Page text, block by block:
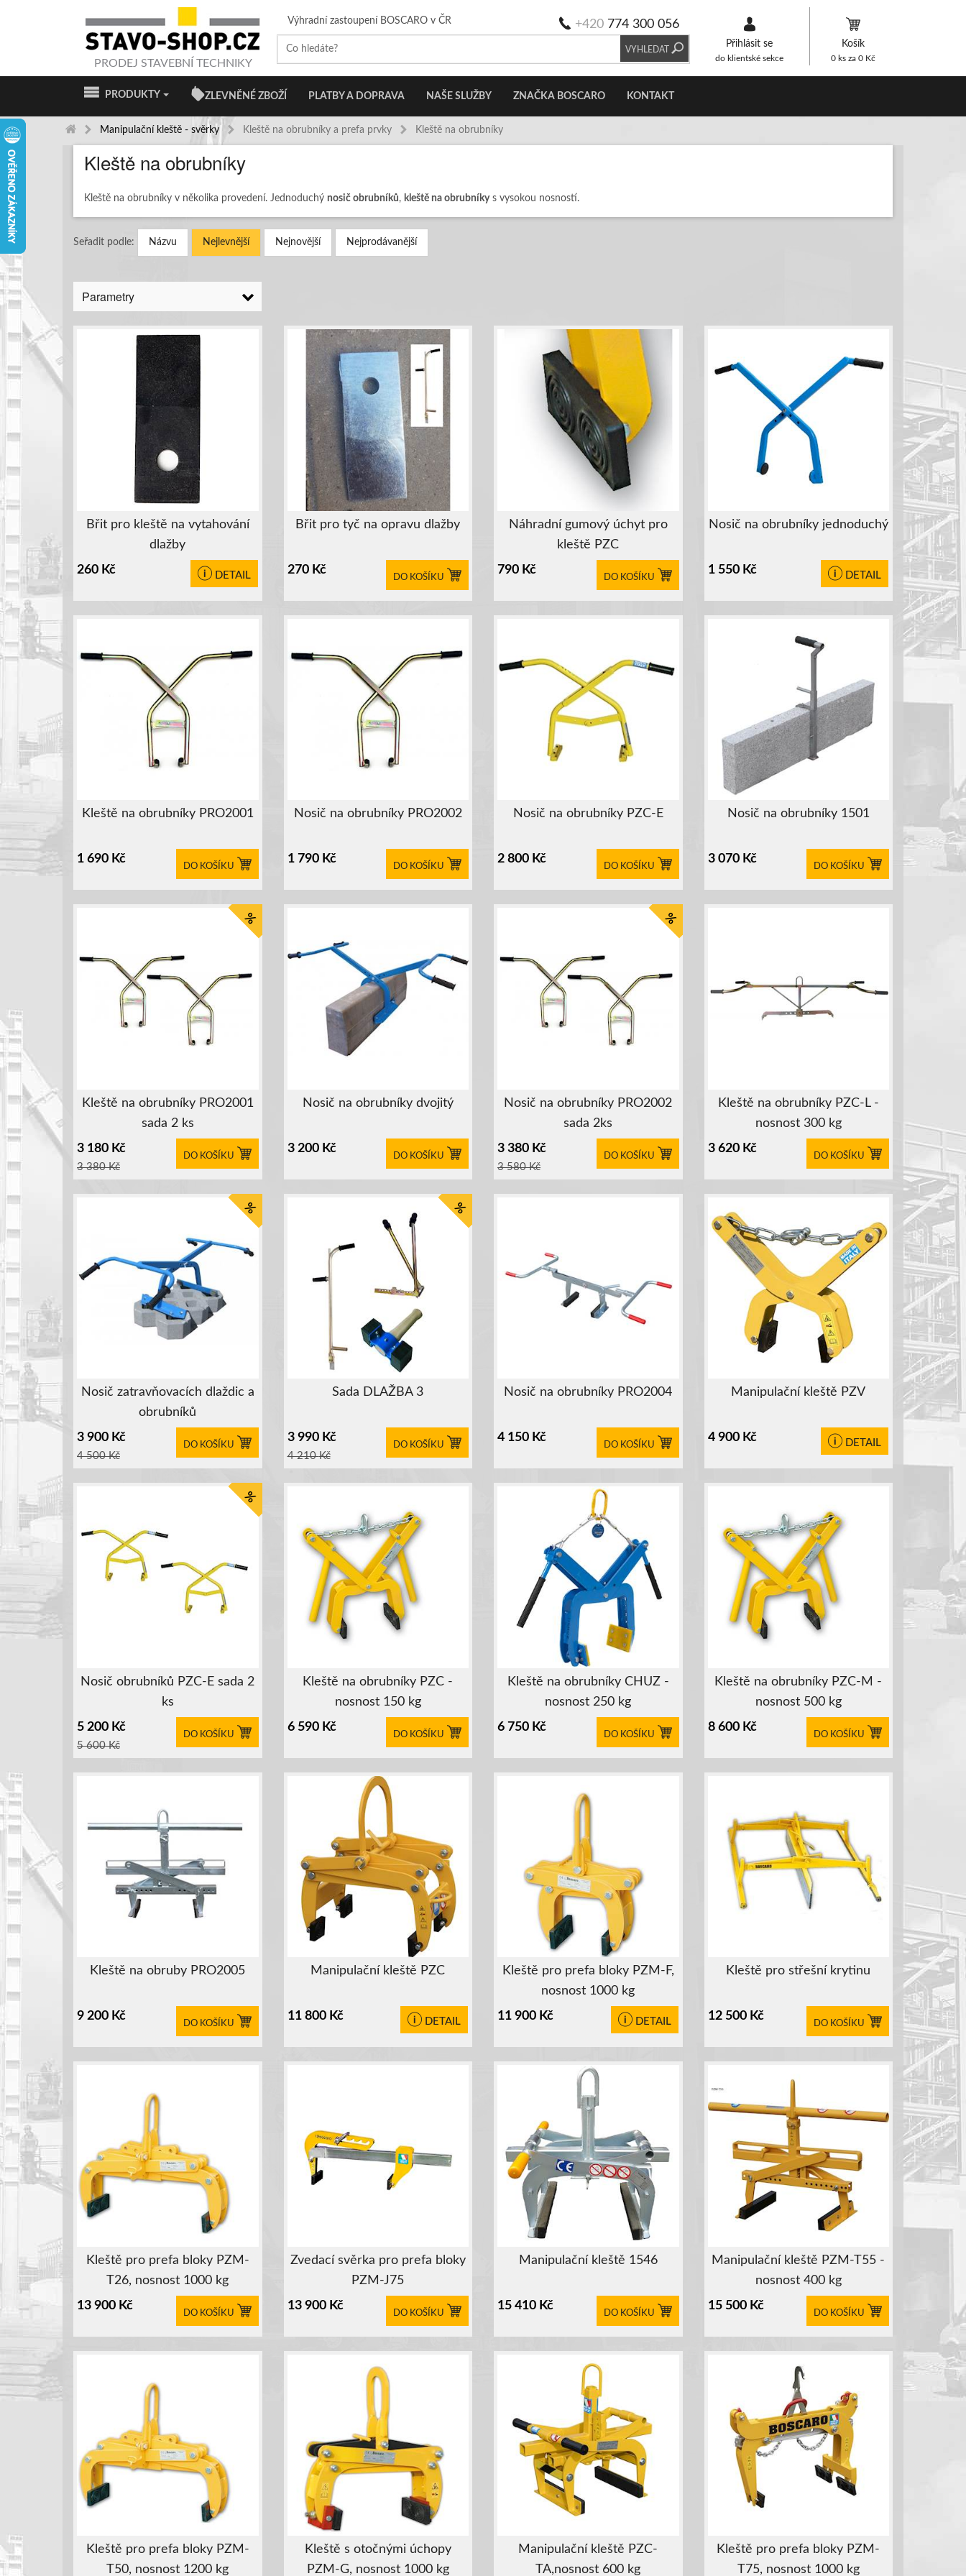
PRODEJ STAVEBNÍ TECHNIKY
Přihlásit se
do klientské sekce
Košík
0 ks za 0 Kč
Výhradní zastoupení BOSCARO v ČR +420774 300 056
VYHLEDAT
PRODUKTY ZLEVNĚNÉ ZBOŽÍ PLATBY A DOPRAVA NAŠE SLUŽBY ZNAČKA BOSCARO KONTAKT
Manipulační kleště - svěrky Kleště na obrubníky a prefa prvky Kleště na obrubníky
Kleště na obrubníky
Kleště na obrubníky v několika provedení. Jednoduchý nosič obrubníků, kleště na obrubníkys vysokou nosností.
Seřadit podle: Názvu Nejlevnější Nejnovější Nejprodávanější
Parametry
Břit pro kleště na vytahování
dlažby
260 Kč DETAIL
Břit pro tyč na opravu dlažby
270 Kč
DO KOŠÍKU
Náhradní gumový úchyt pro
kleště PZC
790 Kč
DO KOŠÍKU
Nosič na obrubníky jednoduchý
1 550 Kč DETAIL
Kleště na obrubníky PRO2001
1 690 Kč
DO KOŠÍKU
Nosič na obrubníky PRO2002
1 790 Kč
DO KOŠÍKU
Nosič na obrubníky PZC-E
2 800 Kč
DO KOŠÍKU
Nosič na obrubníky 1501
3 070 Kč
DO KOŠÍKU
%
Kleště na obrubníky PRO2001
sada 2 ks
3 180 Kč
3 380Kč
DO KOŠÍKU
Nosič na obrubníky dvojitý
3 200 Kč
DO KOŠÍKU
%
Nosič na obrubníky PRO2002
sada 2ks
3 380 Kč
3 580Kč
DO KOŠÍKU
Kleště na obrubníky PZC-L -
nosnost 300 kg
3 620 Kč
DO KOŠÍKU
%
Nosič zatravňovacích dlaždic a
obrubníků
3 900 Kč
4 500Kč
DO KOŠÍKU
%
Sada DLAŽBA 3
3 990 Kč
4 210Kč
DO KOŠÍKU
Nosič na obrubníky PRO2004
4 150 Kč
DO KOŠÍKU
Manipulační kleště PZV
4 900 Kč DETAIL
%
Nosič obrubníků PZC-E sada 2
ks
5 200 Kč
5 600Kč
DO KOŠÍKU
Kleště na obrubníky PZC -
nosnost 150 kg
6 590 Kč
DO KOŠÍKU
Kleště na obrubníky CHUZ -
nosnost 250 kg
6 750 Kč
DO KOŠÍKU
Kleště na obrubníky PZC-M -
nosnost 500 kg
8 600 Kč
DO KOŠÍKU
Kleště na obruby PRO2005
9 200 Kč
DO KOŠÍKU
Manipulační kleště PZC
11 800 Kč DETAIL
Kleště pro prefa bloky PZM-F,
nosnost 1000 kg
11 900 Kč DETAIL
Kleště pro střešní krytinu
12 500 Kč
DO KOŠÍKU
Kleště pro prefa bloky PZM-
T26, nosnost 1000 kg
13 900 Kč
DO KOŠÍKU
Zvedací svěrka pro prefa bloky
PZM-J75
13 900 Kč
DO KOŠÍKU
Manipulační kleště 1546
15 410 Kč
DO KOŠÍKU
Manipulační kleště PZM-T55 -
nosnost 400 kg
15 500 Kč
DO KOŠÍKU
Kleště pro prefa bloky PZM-
T50, nosnost 1200 kg
Kleště s otočnými úchopy
PZM-G, nosnost 1000 kg
Manipulační kleště PZC-
TA,nosnost 600 kg
Kleště pro prefa bloky PZM-
T75, nosnost 1000 kg